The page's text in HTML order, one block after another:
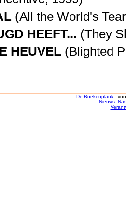
(All the World's
HEEFT... (They
HEUVEL (Blighted
De Boekenplank :
Nieuws